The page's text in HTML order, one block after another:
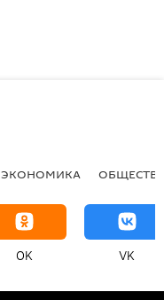
ЭКОНОМИКА
OK VK